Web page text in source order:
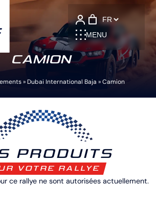
MENU
Language
CAMION
» Dubai International Baja »Camion
PRODUITS
VOTRE RALLYE
ce rallye ne sont autorisées actuellement.